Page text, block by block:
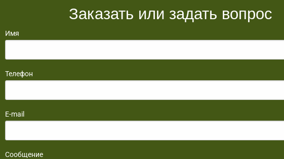
Заказать или задать вопрос
Имя
Телефон
E-mail
Сообщение